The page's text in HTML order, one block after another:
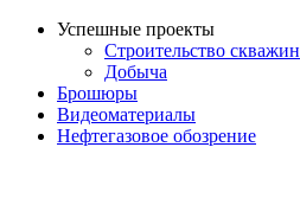
Успешные проекты
Строительство скважин
Добыча
Брошюры
Видеоматериалы
Нефтегазовое обозрение